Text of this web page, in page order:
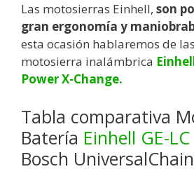
Las motosierras Einhell, son
gran ergonomía y
esta ocasión hablaremos de
motosierra inalámbrica
Power X-Change.
Tabla comparativa
Batería Einhell GE-
Bosch